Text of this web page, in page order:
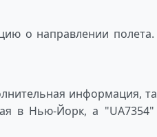
о направлении
информация,
в Нью-Йорк, а